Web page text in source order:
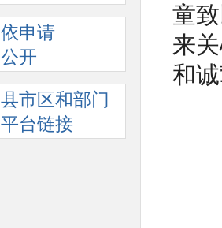
依申请
公开
县市区和部门
平台链接
童
来
和